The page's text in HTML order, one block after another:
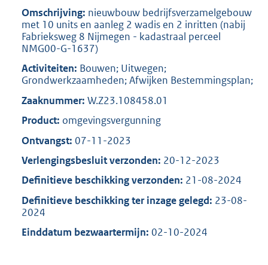
b
Omschrijving: nieuwbouw bedrijfsverzamelgebouw
met 10 units en aanleg 2 wadis en 2 inritten (nabij
Fabrieksweg 8 Nijmegen - kadastraal perceel
NMG00-G-1637)
Activiteiten: Bouwen; Uitwegen;
Grondwerkzaamheden; Afwijken Bestemmingsplan;
Zaaknummer: W.Z23.108458.01
Product: omgevingsvergunning
Ontvangst: 07-11-2023
Verlengingsbesluit verzonden: 20-12-2023
Definitieve beschikking verzonden: 21-08-2024
Definitieve beschikking ter inzage gelegd: 23-08-
2024
Einddatum bezwaartermijn: 02-10-2024